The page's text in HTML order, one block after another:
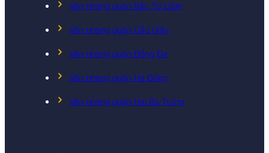
Văn phòng quận Bắc Từ Liêm
Văn phòng quận Cầu Giấy
Văn phòng quận Đống Đa
Văn phòng quận Hà Đông
Văn phòng quận Hai Bà Trưng